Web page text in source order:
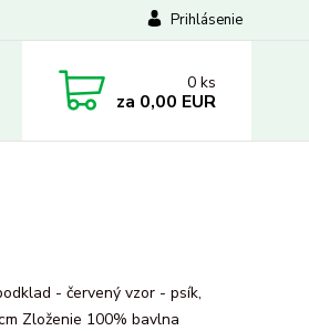
Prihlásenie
0 ks
za 0,00 EUR
- červený vzor - psík,
Zloženie 100% bavlna